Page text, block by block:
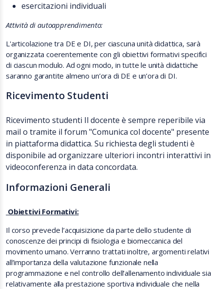
esercitazioni individuali
Attività di autoapprendimento:
L'articolazione tra DE e DI, per ciascuna unità didattica, sarà
organizzata coerentemente con gli obiettivi formativi specifici
di ciascun modulo. Ad ogni modo, in tutte le unità didattiche
saranno garantite almeno un’ora di DE e un’ora di DI.
Ricevimento Studenti
Ricevimento studenti Il docente è sempre reperibile via
mail o tramite il forum "Comunica col docente" presente
in piattaforma didattica. Su richiesta degli studenti è
disponibile ad organizzare ulteriori incontri interattivi in
videoconferenza in data concordata.
Informazioni Generali
Obiettivi Formativi:
Il corso prevede l’acquisizione da parte dello studente di
conoscenze dei principi di fisiologia e biomeccanica del
movimento umano. Verranno trattati inoltre, argomenti relativi
all’importanza della valutazione funzionale nella
programmazione e nel controllo dell’allenamento individuale sia
relativamente alla prestazione sportiva individuale che nella